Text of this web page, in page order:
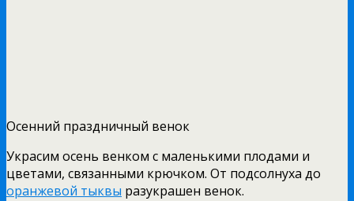
Осенний праздничный венок
Украсим осень венком с маленькими плодами и
цветами, связанными крючком. От подсолнуха до
оранжевой тыквы разукрашен венок.